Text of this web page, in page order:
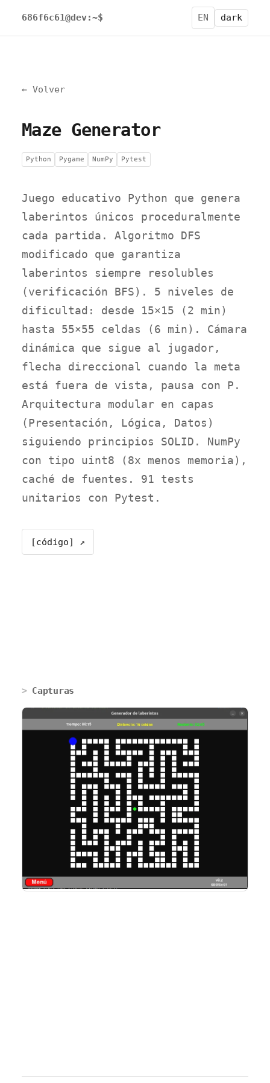
686f6c61@dev:~$ EN dark
← Volver
Maze Generator
Python Pygame NumPy Pytest
Juego educativo Python que genera
laberintos únicos proceduralmente
cada partida. Algoritmo DFS
modificado que garantiza
laberintos siempre resolubles
(verificación BFS). 5 niveles de
dificultad: desde 15×15 (2 min)
hasta 55×55 celdas (6 min). Cámara
dinámica que sigue al jugador,
flecha direccional cuando la meta
está fuera de vista, pausa con P.
Arquitectura modular en capas
(Presentación, Lógica, Datos)
siguiendo principios SOLID. NumPy
con tipo uint8 (8x menos memoria),
caché de fuentes. 91 tests
unitarios con Pytest.
[código] ↗
Capturas